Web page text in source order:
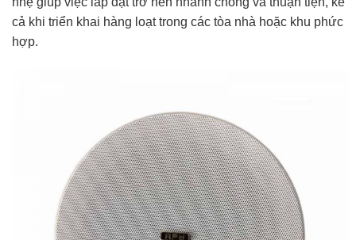
cả khi triển khai hàng loạt trong các tòa nhà hoặc khu phức
hợp.